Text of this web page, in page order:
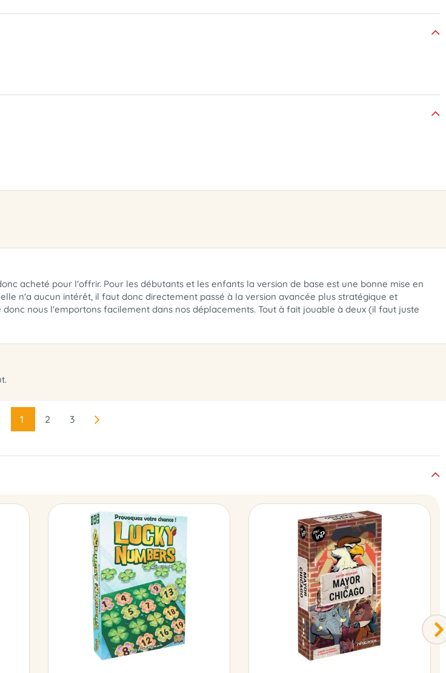
acheté pour l'offrir. Pour les débutants et les enfants la version de base est une bonne mise en
n'a aucun intérêt, il faut donc directement passé à la version avancée plus stratégique et
nous l'emportons facilement dans nos déplacements. Tout à fait jouable à deux (il faut juste
1 2 3